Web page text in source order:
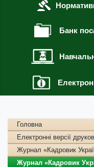
Банк
Головна
Електронні версії
Журнал «Кадровик
Журнал «Кадровик